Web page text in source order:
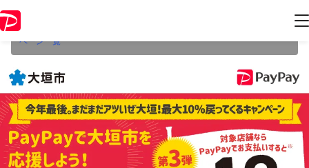
ジ内の情報はキャンペーン終了時点のものになります。
ペーン一覧